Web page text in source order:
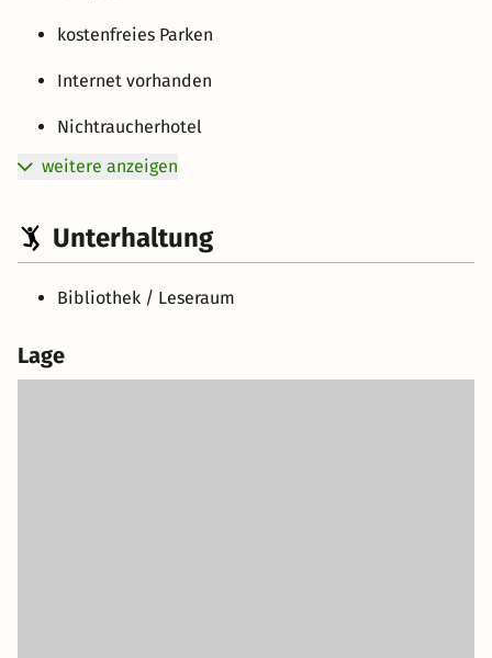
kostenfreies Parken
Internet vorhanden
Nichtraucherhotel
weitere anzeigen
Unterhaltung
Bibliothek / Leseraum
Lage